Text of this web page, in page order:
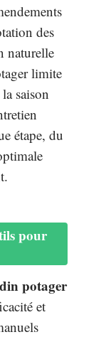
des
naturelle
limite
saison
étape, du
pour
potager
et